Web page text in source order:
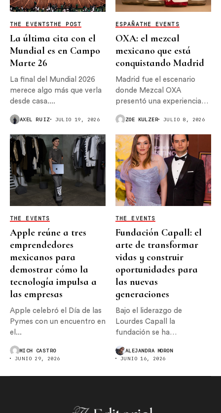
THE EVENTSTHE POST
La última cita con el
Mundial es en Campo
Marte 26
La final del Mundial 2026
merece algo más que verla
desde casa....
AXEL RUIZ JULIO 19, 2026
ESPAÑATHE EVENTS
OXA: el mezcal
mexicano que está
conquistando Madrid
Madrid fue el escenario
donde Mezcal OXA
presentó una experiencia
ZOE KULZER JULIO 8, 2026
THE EVENTS
Apple reúne a tres
emprendedores
mexicanos para
demostrar cómo la
tecnología impulsa a
las empresas
Apple celebró el Día de las
Pymes con un encuentro en
el...
MICH CASTRO
JUNIO 29, 2026
THE EVENTS
Fundación Capall: el
arte de transformar
vidas y construir
oportunidades para
las nuevas
generaciones
Bajo el liderazgo de
Lourdes Capall la
fundación se ha
ALEJANDRA MORON
JUNIO 16, 2026